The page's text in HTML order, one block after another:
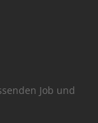
Job und